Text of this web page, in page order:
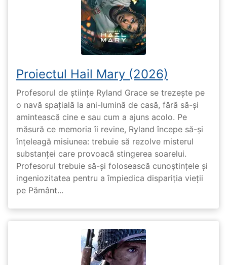
Proiectul Hail Mary (2026)
Profesorul de științe Ryland Grace se trezește pe
o navă spațială la ani-lumină de casă, fără să-și
amintească cine e sau cum a ajuns acolo. Pe
măsură ce memoria îi revine, Ryland începe să-și
înțeleagă misiunea: trebuie să rezolve misterul
substanței care provoacă stingerea soarelui.
Profesorul trebuie să-și folosească cunoștințele și
ingeniozitatea pentru a împiedica dispariția vieții
pe Pământ...